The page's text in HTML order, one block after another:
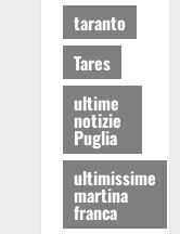
taranto
Tares
ultime
notizie
Puglia
ultimissime
martina
franca